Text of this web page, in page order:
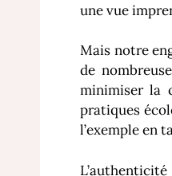
une vue
Mais notre
de
minimiser la
pratiques
l’exemple en